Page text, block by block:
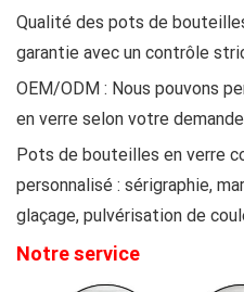
Qualité des pots de
garantie avec un contrôle
OEM/ODM : Nous pouvons
en verre selon votre
Pots de bouteilles en verre
personnalisé : sérigraphie,
glaçage, pulvérisation de
Notre service